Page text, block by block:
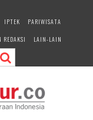
IPTEK
PARIWISATA
REDAKSI LAIN-LAIN